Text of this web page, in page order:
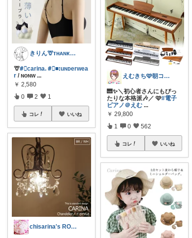
きりん🦒ᴛʜᴀɴᴋs ᴀʟᴡᴀʏs.
🦒#⃞carinaᱹ #⃞■ꓽuɴᴅerwea
r / ɴᴏɴᴡ ...
￥ 2,580
0 2 1
コレ いいね
chisarina's ROOM
えむきち🩷️朝コレ☀ピアノ調律師🎹
🎹✨＼初心者さんにもぴっ
たりな本格派🎶／ 🩷#電子
ピアノ＠えむ ...
￥ 29,800
1 0 562
コレ いいね